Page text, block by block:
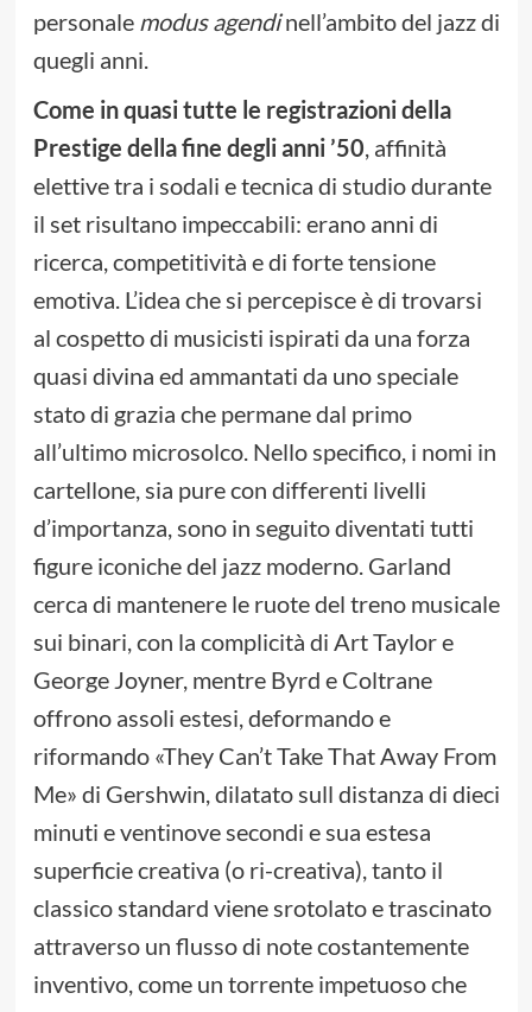
personale modus agendinell’ambito del jazz di
quegli anni.
Come in quasi tutte le registrazioni della
Prestige della fine degli anni ’50, affinità
elettive tra i sodali e tecnica di studio durante
il set risultano impeccabili: erano anni di
ricerca, competitività e di forte tensione
emotiva. L’idea che si percepisce è di trovarsi
al cospetto di musicisti ispirati da una forza
quasi divina ed ammantati da uno speciale
stato di grazia che permane dal primo
all’ultimo microsolco. Nello specifico, i nomi in
cartellone, sia pure con differenti livelli
d’importanza, sono in seguito diventati tutti
figure iconiche del jazz moderno. Garland
cerca di mantenere le ruote del treno musicale
sui binari, con la complicità di Art Taylor e
George Joyner, mentre Byrd e Coltrane
offrono assoli estesi, deformando e
riformando «They Can’t Take That Away From
Me» di Gershwin, dilatato sull distanza di dieci
minuti e ventinove secondi e sua estesa
superficie creativa (o ri-creativa), tanto il
classico standard viene srotolato e trascinato
attraverso un flusso di note costantemente
inventivo, come un torrente impetuoso che